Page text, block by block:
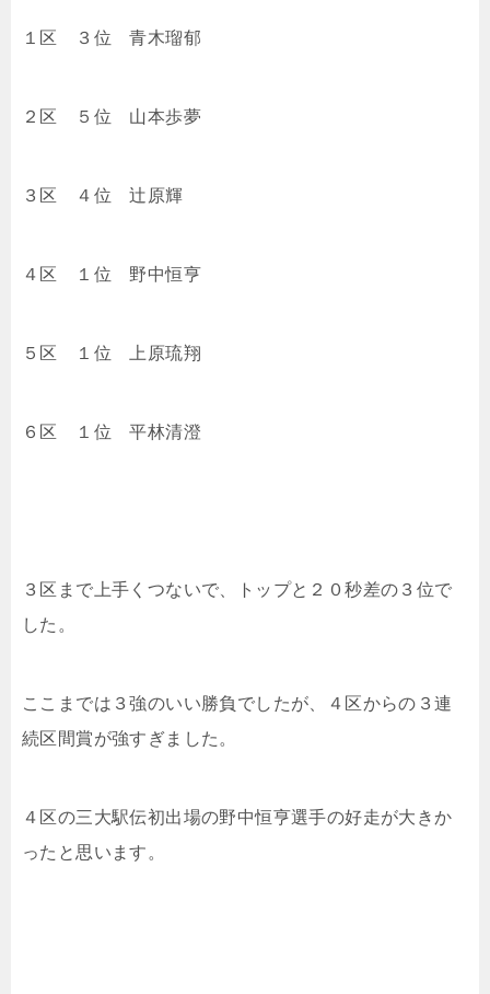
１区 ３位青木瑠郁
２区 ５位 山本歩夢
３区 ４位辻原輝
４区 １位 野中恒亨
５区 １位 上原琉翔
６区 １位平林清澄
３区まで上手くつないで、トップと２０秒差の３位で
した。
ここまでは３強のいい勝負でしたが、４区からの３連
続区間賞が強すぎました。
４区の三大駅伝初出場の野中恒亨選手の好走が大きか
ったと思います。